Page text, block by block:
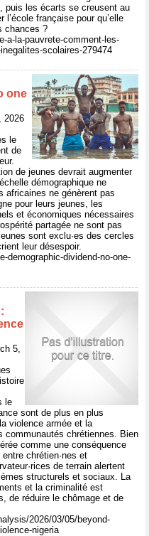
puis les écarts se creusent au
française pour qu’elle
chances ?
a-la-pauvrete-comment-les-
scolaires-279474
one
2026
le
de
de jeunes devrait augmenter
démographique ne
africaines ne génèrent pas
pour leurs jeunes, les
et économiques nécessaires
partagée ne sont pas
sont exclu·es des cercles
leur désespoir.
demographic-dividend-no-one-
5,
le
sont de plus en plus
violence armée et la
communautés chrétiennes. Bien
comme une conséquence
chrétien·nes et
de terrain alertent
structurels et sociaux. La
et la criminalité est
de réduire le chômage et de
2026/03/05/beyond-
nigeria